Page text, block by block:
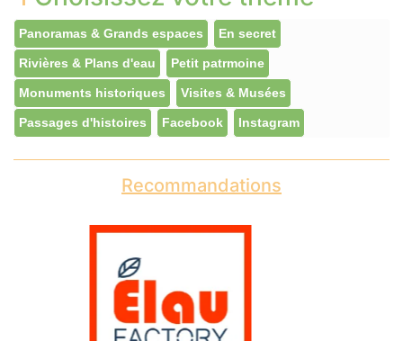
Panoramas & Grands espaces En secret
Rivières & Plans d'eau Petit patrmoine
Monuments historiques Visites & Musées
Passages d'histoires Facebook Instagram
Recommandations